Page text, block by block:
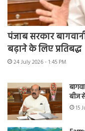
पंजाब सरकार
बढ़ाने के लिए प्रतिबद्ध
24 July 2026 - 1:45 PM
बीज
15